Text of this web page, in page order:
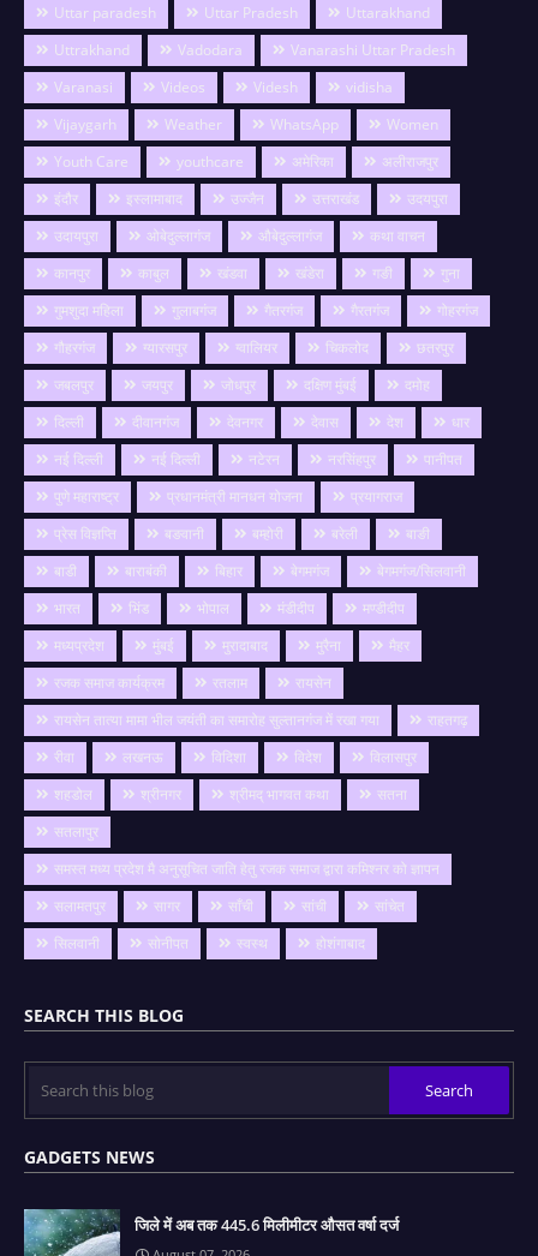
Uttar paradesh
Uttar Pradesh
Uttarakhand
Uttrakhand
Vadodara
Vanarashi Uttar Pradesh
Varanasi
Videos Videsh
vidisha
Vijaygarh
Weather WhatsApp
Women
Youth Care
youthcare अमेरिका
अलीराजपुर
इंदौर
इस्लामाबाद उज्जैन उत्तराखंड
उदयपुरा
उदायपुरा
ओबेदुल्लागंज औबेदुल्लागंज
कथा वाचन
कानपुर
काबुल खंडवा खंडेरा गङी
गुना
गुमशुदा महिला
गुलाबगंज गैतरगंज गैरतगंज
गोहरगंज
गौहरगंज
ग्यारसपुर ग्वालियर चिकलोद
छतरपुर
जबलपुर
जयपुर जोधपुर दक्षिण मुंबई
दमोह
दिल्ली
दीवानगंज देवनगर देवास देश
धार
नई दिल्ली
नई दिल्ली नटेरन नरसिंहपुर
पानीपत
पुणे महाराष्ट्र
प्रधानमंत्री मानधन योजना
प्रयागराज
प्रेस विज्ञप्ति
बङवानी बम्होरी बरेली
बाङी
बाडी
बाराबंकी बिहार बेगमगंज
बेगमगंज/सिलवानी
भारत
भिंड भोपाल मंडीदीप
मण्डीदीप
मध्यप्रदेश
मुंबई मुरादाबाद मुरैना
मैहर
रजक समाज कार्यक्रम
रतलाम
रायसेन
रायसेन तात्या मामा भील जयंती का समारोह सुल्तानगंज में रखा गया
राहतगढ़
रीवा
लखनऊ विदिशा विदेश
विलासपुर
शहडोल
श्रीनगर श्रीमद् भागवत कथा
सतना
सतलापुर
समस्त मध्य प्रदेश मै अनुसूचित जाति हेतु रजक समाज द्वारा कमिश्नर को ज्ञापन
सलामतपुर
सागर साँची सांची
सांचेत
सिलवानी
सोनीपत स्वस्थ होशंगाबाद
SEARCH THIS BLOG
GADGETS NEWS
जिले में अब तक 445.6 मिलीमीटर औसत वर्षा दर्ज